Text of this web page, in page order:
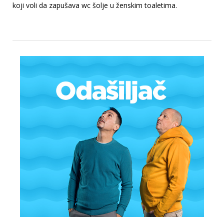
koji voli da zapušava wc šolje u ženskim toaletima.